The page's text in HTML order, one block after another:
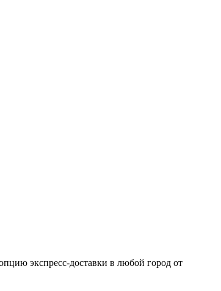
экспресс-доставки в любой город от